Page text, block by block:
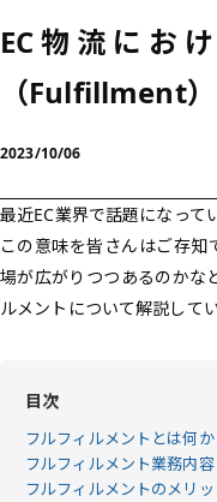
EC物流にお
（Fulfillment
2023/10/06
最近EC業界で話題になって
この意味を皆さんはご存
場が広がりつつあるのかな
ルメントについて解説して
目次
フルフィルメントとは何か
フルフィルメント業務内容
フルフィルメントのメリ